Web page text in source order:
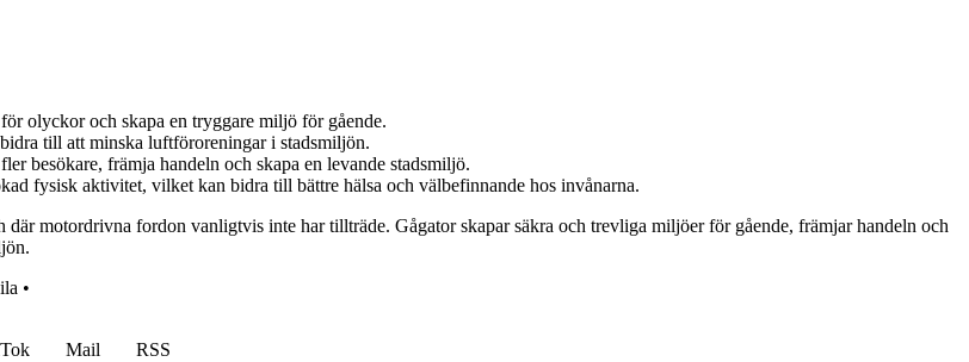
olyckor och skapa en tryggare miljö för gående.
till att minska luftföroreningar i stadsmiljön.
besökare, främja handeln och skapa en levande stadsmiljö.
fysisk aktivitet, vilket kan bidra till bättre hälsa och välbefinnande hos invånarna.
där motordrivna fordon vanligtvis inte har tillträde. Gågator skapar säkra och trevliga miljöer för gående, främjar handeln och
•
Mail
RSS